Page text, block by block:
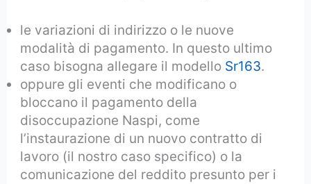
le variazioni di indirizzo o le nuove
modalità di pagamento. In questo ultimo
caso bisogna allegare il modello Sr163.
oppure gli eventi che modificano o
bloccano il pagamento della
disoccupazione Naspi, come
l’instaurazione di un nuovo contratto di
lavoro (il nostro caso specifico) o la
comunicazione del reddito presunto per i